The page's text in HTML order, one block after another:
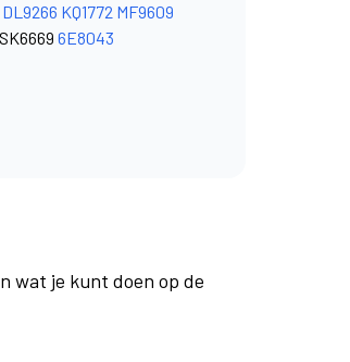
DL9266 KQ1772 MF9609
SK6669 6E8043
wat je kunt doen op de